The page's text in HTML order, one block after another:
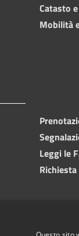
Catasto
Mobilità
Leggi le